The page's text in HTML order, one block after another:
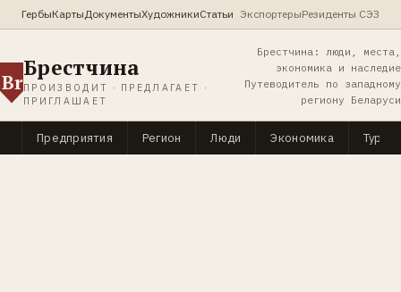
ГербыКартыДокументыХудожникиСтатьи ЭкспортерыРезиденты СЭЗ
Br
Брестчина
ПРОИЗВОДИТ · ПРЕДЛАГАЕТ ·
ПРИГЛАШАЕТ
Брестчина: люди, места,
экономика и наследие
Путеводитель по западному
региону Беларуси
Предприятия Регион Люди Экономика